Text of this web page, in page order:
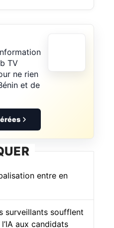
TV
ne rien
et de
entre en
surveillants soufflent
aux candidats